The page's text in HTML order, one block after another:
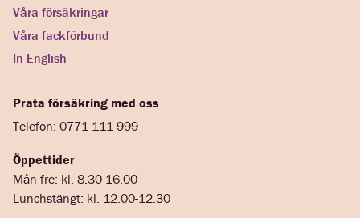
Våra försäkringar
Våra fackförbund
In English
Prata försäkring med oss
Telefon: 0771-111 999
Öppettider
Mån-fre: kl. 8.30-16.00
Lunchstängt: kl. 12.00-12.30